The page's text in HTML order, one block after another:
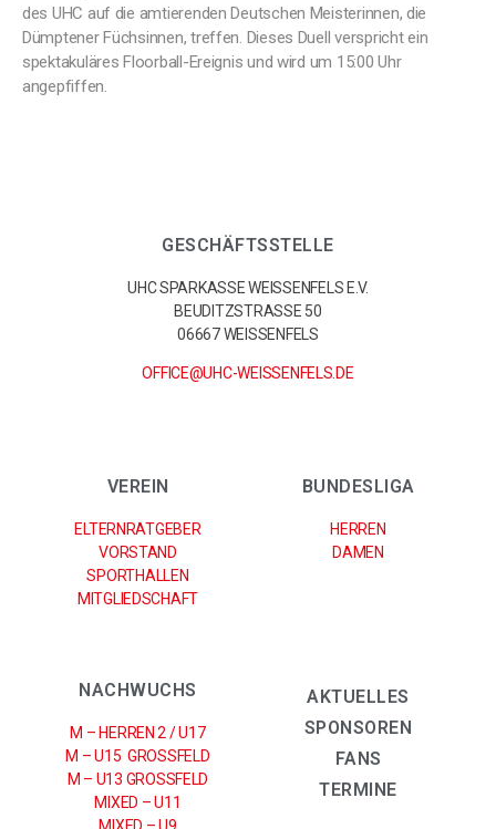
des UHC auf die amtierenden Deutschen Meisterinnen, die
Dümptener Füchsinnen, treffen. Dieses Duell verspricht ein
spektakuläres Floorball-Ereignis und wird um 15:00 Uhr
angepfiffen.
GESCHÄFTSSTELLE
UHC SPARKASSE WEISSENFELS E.V.
BEUDITZSTRASSE 50
06667 WEISSENFELS
OFFICE@UHC-WEISSENFELS.DE
VEREIN
ELTERNRATGEBER
VORSTAND
SPORTHALLEN
MITGLIEDSCHAFT
BUNDESLIGA
HERREN
DAMEN
NACHWUCHS
M – HERREN 2 / U17
M – U15 GROSSFELD
M – U13 GROSSFELD
MIXED – U11
AKTUELLES
SPONSOREN
FANS
TERMINE